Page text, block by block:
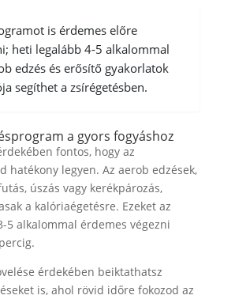
is érdemes előre
heti legalább 4-5 alkalommal
edzés és erősítő gyakorlatok
segíthet a zsírégetésben.
a gyors fogyáshoz
fontos, hogy az
hatékony legyen. Az aerob edzések,
úszás vagy kerékpározás,
a kalóriaégetésre. Ezeket az
5 alkalommal érdemes végezni
érdekében beiktathatsz
is, ahol rövid időre fokozod az